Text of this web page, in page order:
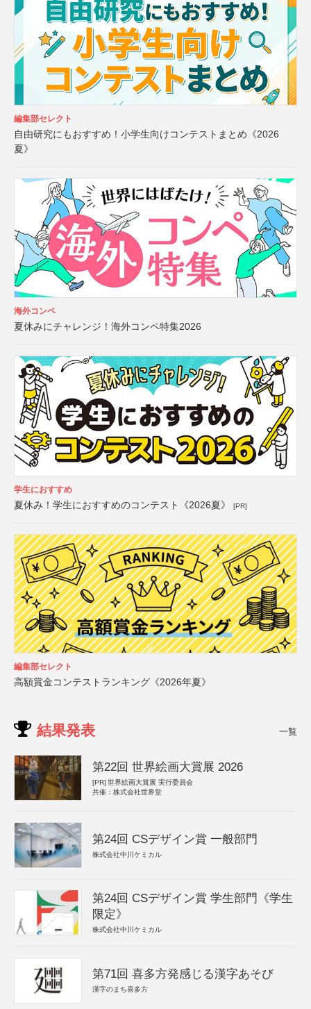
編集部セレクト
自由研究にもおすすめ！小学生向けコンテストまとめ《2026
夏》
海外コンペ
夏休みにチャレンジ！海外コンペ特集2026
学生におすすめ
夏休み！学生におすすめのコンテスト《2026夏》 [PR]
編集部セレクト
高額賞金コンテストランキング《2026年夏》
結果発表 一覧
第22回 世界絵画大賞展 2026
[PR] 世界絵画大賞展 実行委員会
共催：株式会社世界堂
第24回 CSデザイン賞 一般部門
株式会社中川ケミカル
第24回 CSデザイン賞 学生部門《学生
限定》
株式会社中川ケミカル
第71回 喜多方発感じる漢字あそび
漢字のまち喜多方